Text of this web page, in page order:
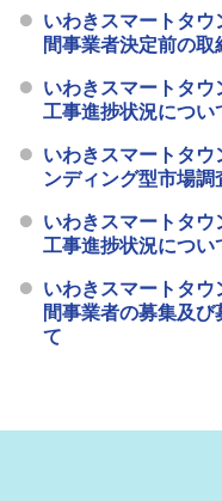
いわきスマートタ
間事業者決定前の取
いわきスマートタ
工事進捗状況につい
いわきスマートタ
ンディング型市場調
いわきスマートタ
工事進捗状況につい
いわきスマートタ
間事業者の募集及
て